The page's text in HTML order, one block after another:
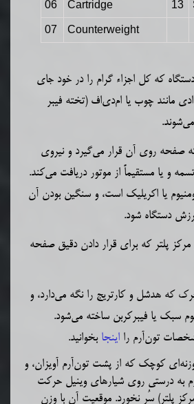
13
Cartridge
06
Counterweight
07
که کل اجزاء گرام را در خود جای
مانند چوب یا ام‌دی‌اف (تخته فیبر
صفحه روی آن قرار می‌گیرد و نیروی
و یا مستقیماً از موتور دریافت می‌کند.
یا اکریلیک است، و سنگین‌ بودن آن
دستگاه شود.
مرکز پلتر که برای قرار دادن دقیق صفحه
که هدشل و کارتریج را نگه می‌دارد، و
سبک یا فیبرکربن ساخته می‌شود.
مشخصاتتون‌آرم را اینجا بخوانید.
کوچک که از پشت تون‌آرم آویزان، و
به درستی روی شیارهای وینیل حرکت
پلتر) سُر نخورد. موقعیت آن با وزن